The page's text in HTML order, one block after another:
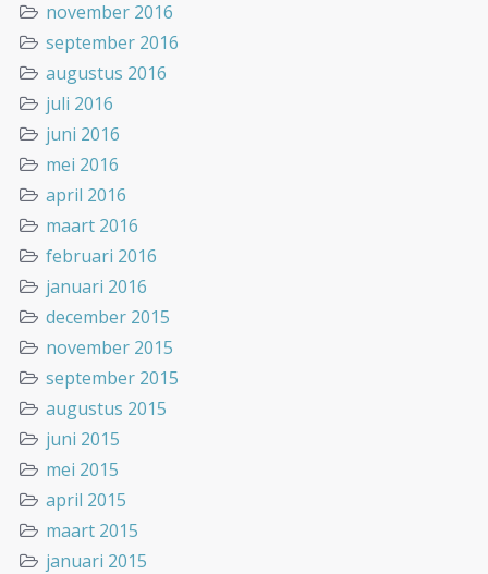
november 2016
september 2016
augustus 2016
juli 2016
juni 2016
mei 2016
april 2016
maart 2016
februari 2016
januari 2016
december 2015
november 2015
september 2015
augustus 2015
juni 2015
mei 2015
april 2015
maart 2015
januari 2015